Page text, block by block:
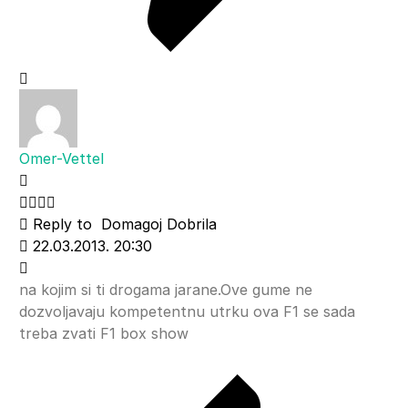
Omer-Vettel
Reply to Domagoj Dobrila
22.03.2013. 20:30
na kojim si ti drogama jarane.Ove gume ne
dozvoljavaju kompetentnu utrku ova F1 se sada
treba zvati F1 box show